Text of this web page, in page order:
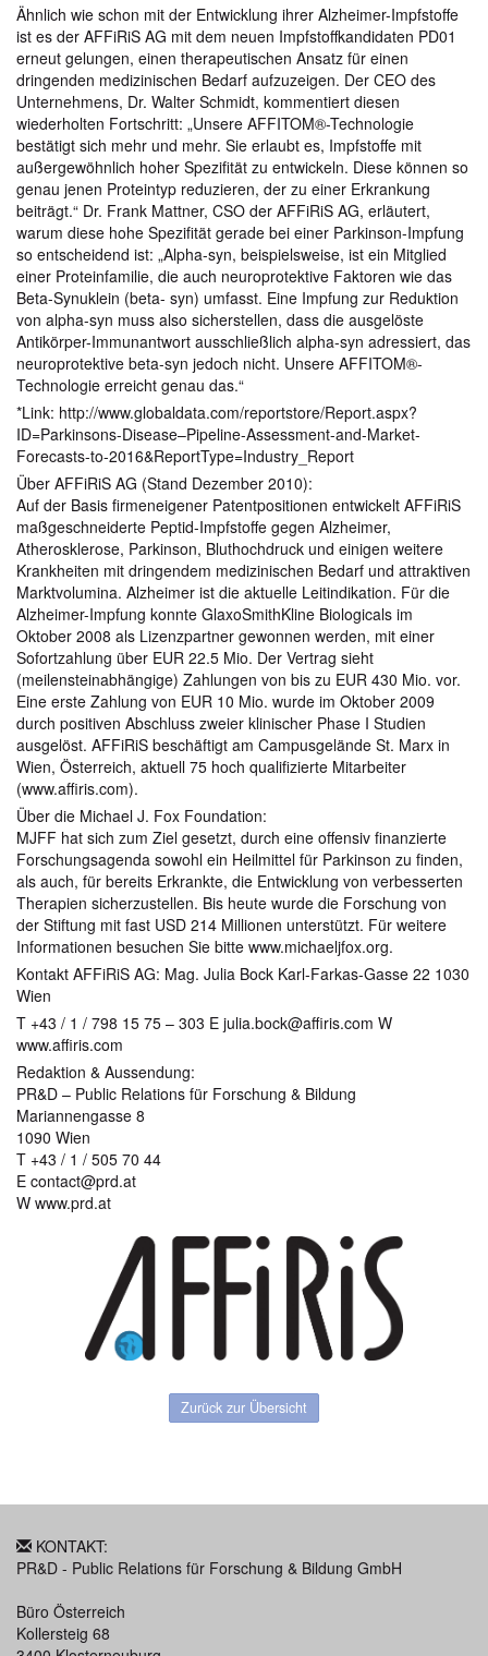
Ähnlich wie schon mit der Entwicklung ihrer Alzheimer-Impfstoffe
ist es der AFFiRiS AG mit dem neuen Impfstoffkandidaten PD01
erneut gelungen, einen therapeutischen Ansatz für einen
dringenden medizinischen Bedarf aufzuzeigen. Der CEO des
Unternehmens, Dr. Walter Schmidt, kommentiert diesen
wiederholten Fortschritt: „Unsere AFFITOM®-Technologie
bestätigt sich mehr und mehr. Sie erlaubt es, Impfstoffe mit
außergewöhnlich hoher Spezifität zu entwickeln. Diese können so
genau jenen Proteintyp reduzieren, der zu einer Erkrankung
beiträgt.“ Dr. Frank Mattner, CSO der AFFiRiS AG, erläutert,
warum diese hohe Spezifität gerade bei einer Parkinson-Impfung
so entscheidend ist: „Alpha-syn, beispielsweise, ist ein Mitglied
einer Proteinfamilie, die auch neuroprotektive Faktoren wie das
Beta-Synuklein (beta- syn) umfasst. Eine Impfung zur Reduktion
von alpha-syn muss also sicherstellen, dass die ausgelöste
Antikörper-Immunantwort ausschließlich alpha-syn adressiert, das
neuroprotektive beta-syn jedoch nicht. Unsere AFFITOM®-
Technologie erreicht genau das.“
*Link: http://www.globaldata.com/reportstore/Report.aspx?
ID=Parkinsons-Disease–Pipeline-Assessment-and-Market-
Forecasts-to-2016&ReportType=Industry_Report
Über AFFiRiS AG (Stand Dezember 2010):
Auf der Basis firmeneigener Patentpositionen entwickelt AFFiRiS
maßgeschneiderte Peptid-Impfstoffe gegen Alzheimer,
Atherosklerose, Parkinson, Bluthochdruck und einigen weitere
Krankheiten mit dringendem medizinischen Bedarf und attraktiven
Marktvolumina. Alzheimer ist die aktuelle Leitindikation. Für die
Alzheimer-Impfung konnte GlaxoSmithKline Biologicals im
Oktober 2008 als Lizenzpartner gewonnen werden, mit einer
Sofortzahlung über EUR 22.5 Mio. Der Vertrag sieht
(meilensteinabhängige) Zahlungen von bis zu EUR 430 Mio. vor.
Eine erste Zahlung von EUR 10 Mio. wurde im Oktober 2009
durch positiven Abschluss zweier klinischer Phase I Studien
ausgelöst. AFFiRiS beschäftigt am Campusgelände St. Marx in
Wien, Österreich, aktuell 75 hoch qualifizierte Mitarbeiter
(www.affiris.com).
Über die Michael J. Fox Foundation:
MJFF hat sich zum Ziel gesetzt, durch eine offensiv finanzierte
Forschungsagenda sowohl ein Heilmittel für Parkinson zu finden,
als auch, für bereits Erkrankte, die Entwicklung von verbesserten
Therapien sicherzustellen. Bis heute wurde die Forschung von
der Stiftung mit fast USD 214 Millionen unterstützt. Für weitere
Informationen besuchen Sie bitte www.michaeljfox.org.
Kontakt AFFiRiS AG: Mag. Julia Bock Karl-Farkas-Gasse 22 1030
Wien
T +43 / 1 / 798 15 75 – 303 E julia.bock@affiris.com W
www.affiris.com
Redaktion & Aussendung:
PR&D – Public Relations für Forschung & Bildung
Mariannengasse 8
1090 Wien
T +43 / 1 / 505 70 44
E contact@prd.at
W www.prd.at
Zurück zur Übersicht
KONTAKT:
PR&D - Public Relations für Forschung & Bildung GmbH
Büro Österreich
Kollersteig 68